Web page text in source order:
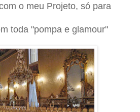
o meu Projeto, só para
toda "pompa e glamour"